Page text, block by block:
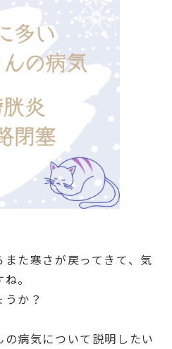
た寒さが戻ってきて、気
。
か？
病気について説明したい